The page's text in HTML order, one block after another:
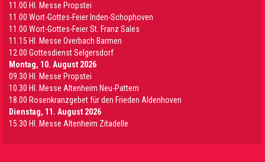
11.00 Hl. Messe Propstei
11.00 Wort-Gottes-Feier Inden-Schophoven
11.00 Wort-Gottes-Feier St. Franz Sales
11.15 Hl. Messe Overbach Barmen
12.00 Gottesdienst Selgersdorf
Montag, 10. August 2026
09.30 Hl. Messe Propstei
10.30 Hl. Messe Altenheim Neu-Pattern
18.00 Rosenkranzgebet für den Frieden Aldenhoven
Dienstag, 11. August 2026
15.30 Hl. Messe Altenheim Zitadelle